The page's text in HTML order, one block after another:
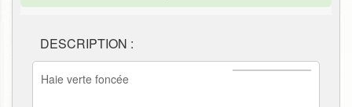
DESCRIPTION :
Haie verte foncée